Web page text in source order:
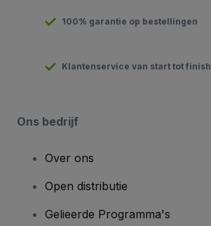
100% garantie op bestellingen
Klantenservice van start tot finish
Ons bedrijf
Over ons
Open distributie
Gelieerde Programma's